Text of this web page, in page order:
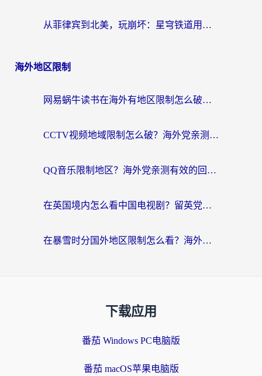
从菲律宾到北美，玩崩坏：星穹铁道用什么加速器好？我试过5款后选了它
海外地区限制
网易蜗牛读书在海外有地区限制怎么破解？3个实用方案帮你畅读无阻（附缅甸美国使用技巧）
CCTV视频地域限制怎么破？海外党亲测有效的回国加速解决方案
QQ音乐限制地区？海外党亲测有效的回国加速器选择指南（附听书音乐全攻略）
在英国境内怎么看中国电视剧？留英党亲测有效的追剧自由指南
在暴雪时分国外地区限制怎么看？海外党亲测有效的回国加速指南
下载应用
番茄 Windows PC电脑版
番茄 macOS苹果电脑版